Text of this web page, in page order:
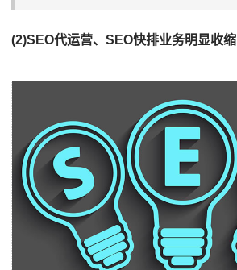
(2)SEO代运营、SEO快排业务明显收缩